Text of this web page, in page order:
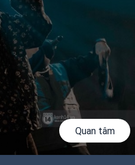
Quan tâm